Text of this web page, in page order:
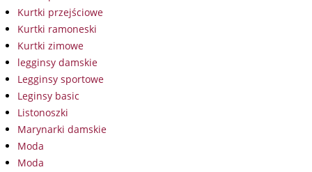
Kurtki przejściowe
Kurtki ramoneski
Kurtki zimowe
legginsy damskie
Legginsy sportowe
Leginsy basic
Listonoszki
Marynarki damskie
Moda
Moda